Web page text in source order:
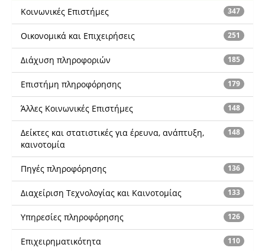
347
Κοινωνικές Επιστήμες
251
Οικονομικά και Επιχειρήσεις
185
Διάχυση πληροφοριών
179
Επιστήμη πληροφόρησης
148
Άλλες Κοινωνικές Επιστήμες
148
Δείκτες και στατιστικές για έρευνα, ανάπτυξη,
καινοτομία
136
Πηγές πληροφόρησης
133
Διαχείριση Τεχνολογίας και Καινοτομίας
126
Υπηρεσίες πληροφόρησης
110
Επιχειρηματικότητα